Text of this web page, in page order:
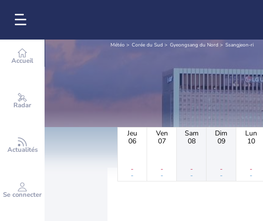
Accueil
Radar
Actualités
Se connecter
Météo Corée du Sud Gyeongsang du Nord Ssangjeon-ri
Jeu
06
-
-
Ven
07
-
-
Sam
08
-
-
Dim
09
-
-
Lun
10
-
-